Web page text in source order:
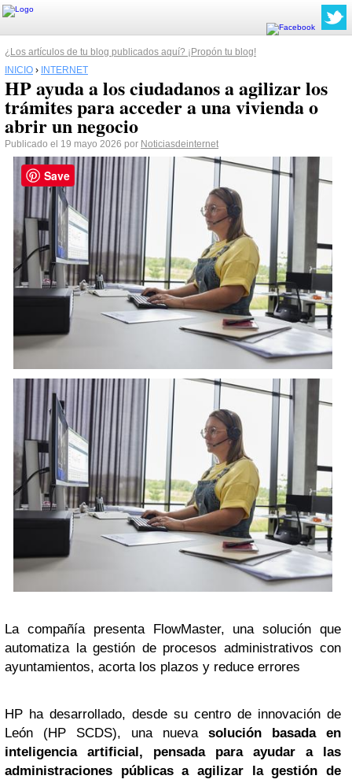
¿Los artículos de tu blog publicados aquí? ¡Propón tu blog!
INICIO › INTERNET
HP ayuda a los ciudadanos a agilizar los
trámites para acceder a una vivienda o
abrir un negocio
Publicado el 19 mayo 2026 por Noticiasdeinternet
La compañía presenta FlowMaster, una solución que
automatiza la gestión de procesos administrativos con
ayuntamientos, acorta los plazos y reduce errores
HP ha desarrollado, desde su centro de innovación de
León (HP SCDS), una nueva solución basada en
inteligencia artificial, pensada para ayudar a las
administraciones públicas a agilizar la gestión de
Save